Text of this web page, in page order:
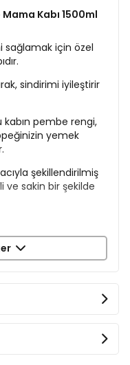
Kabı 1500ml
sağlamak için özel
sindirimi iyileştirir
pembe rengi,
yemek
şekillendirilmiş
ve sakin bir şekilde